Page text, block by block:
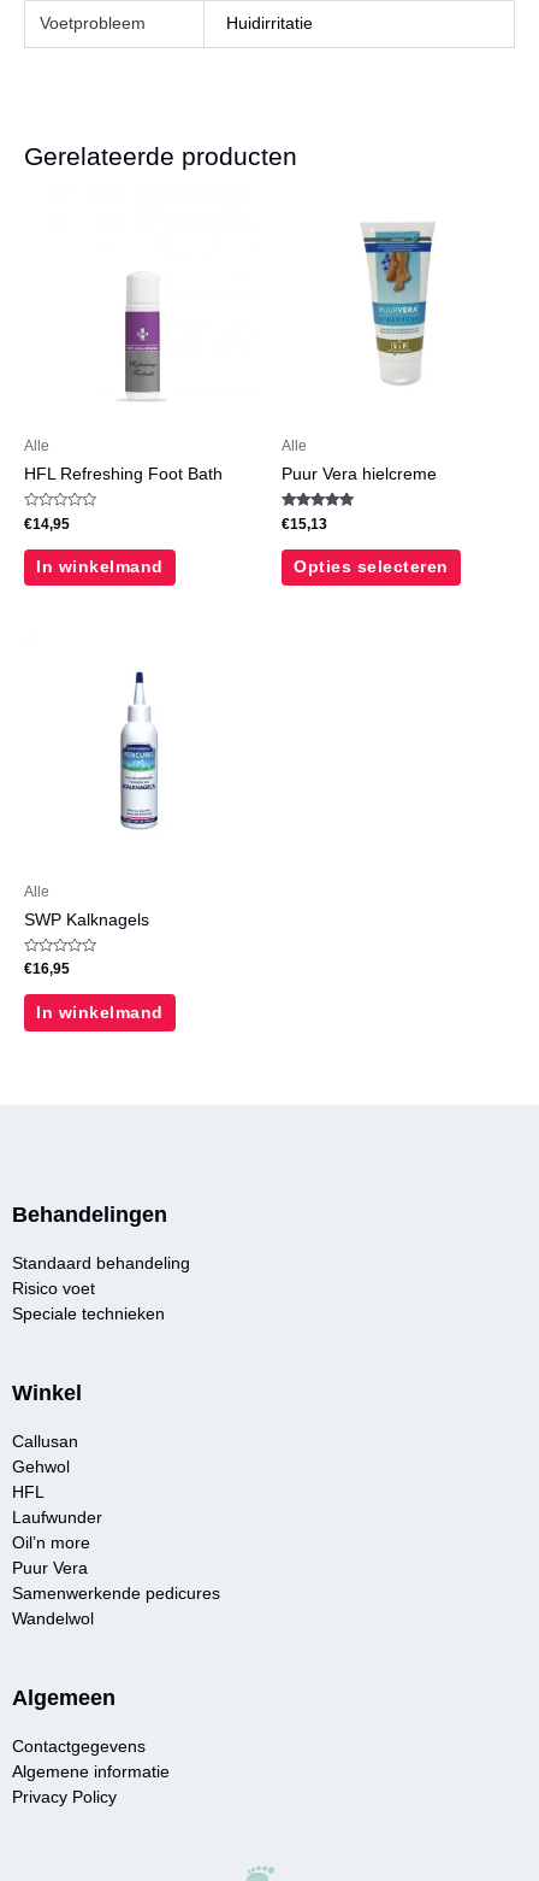
Voetprobleem Huidirritatie
Gerelateerde producten
Alle
HFL Refreshing Foot Bath
Waardering
0
uit
€14,95
In winkelmand
Alle
Puur Vera hielcreme
Waardering
5.00
uit 5
€15,13
Opties selecteren
Alle
SWP Kalknagels
Waardering
uit
€16,95
In winkelmand
Behandelingen
Standaard behandeling
Risico voet
Speciale technieken
Winkel
Callusan
Gehwol
HFL
Laufwunder
Oil’n more
Puur Vera
Samenwerkende pedicures
Wandelwol
Algemeen
Contactgegevens
Algemene informatie
Privacy Policy